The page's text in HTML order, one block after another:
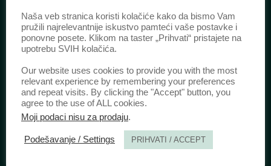
ISSN:0003-2565(Štampano izdanje)
eISSN:2406-2693(Onlajn izdanje)
IZDAVAČ /
Pravni fakultet Univerziteta u Beogradu
Bulevar kralja Aleksandra 67
Naša veb stranica koristi kolačiće kako da bismo Vam
pružili najrelevantnije iskustvo pamteći vaše postavke i
ponovne posete. Klikom na taster „Prihvati“ pristajete na
upotrebu SVIH kolačića.
Our website uses cookies to provide you with the most
relevant experience by remembering your preferences
and repeat visits. By clicking the "Accept" button, you
agree to the use of ALL cookies.
Moji podaci nisu za prodaju.
Podešavanje / Settings PRIHVATI / ACCEPT